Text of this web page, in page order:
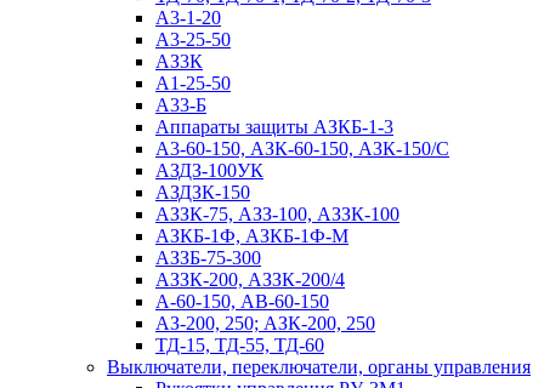
А3-1-20
А3-25-50
АЗ3К
А1-25-50
А33-Б
Аппараты защиты АЗКБ-1-3
А3-60-150, АЗК-60-150, АЗК-150/С
АЗДЗ-100УК
АЗДЗК-150
АЗЗК-75, АЗЗ-100, АЗЗК-100
АЗКБ-1Ф, АЗКБ-1Ф-М
АЗЗБ-75-300
АЗЗК-200, АЗЗК-200/4
А-60-150, АВ-60-150
АЗ-200, 250; АЗК-200, 250
ТД-15, ТД-55, ТД-60
Выключатели, переключатели, органы управления